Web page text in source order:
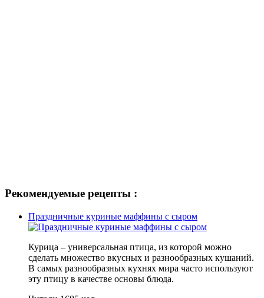
Рекомендуемые рецепты :
Праздничные куриные маффины с сыром
Курица – универсальная птица, из которой можно
сделать множество вкусных и разнообразных кушаний.
В самых разнообразных кухнях мира часто используют
эту птицу в качестве основы блюда.